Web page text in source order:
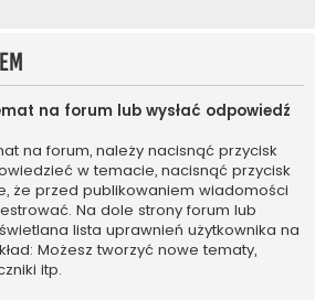
na forum lub wysłać odpowiedź
na forum, należy nacisnąć przycisk
w temacie, nacisnąć przycisk
że przed publikowaniem wiadomości
Na dole strony forum lub
lista uprawnień użytkownika na
Możesz tworzyć nowe tematy,
itp.